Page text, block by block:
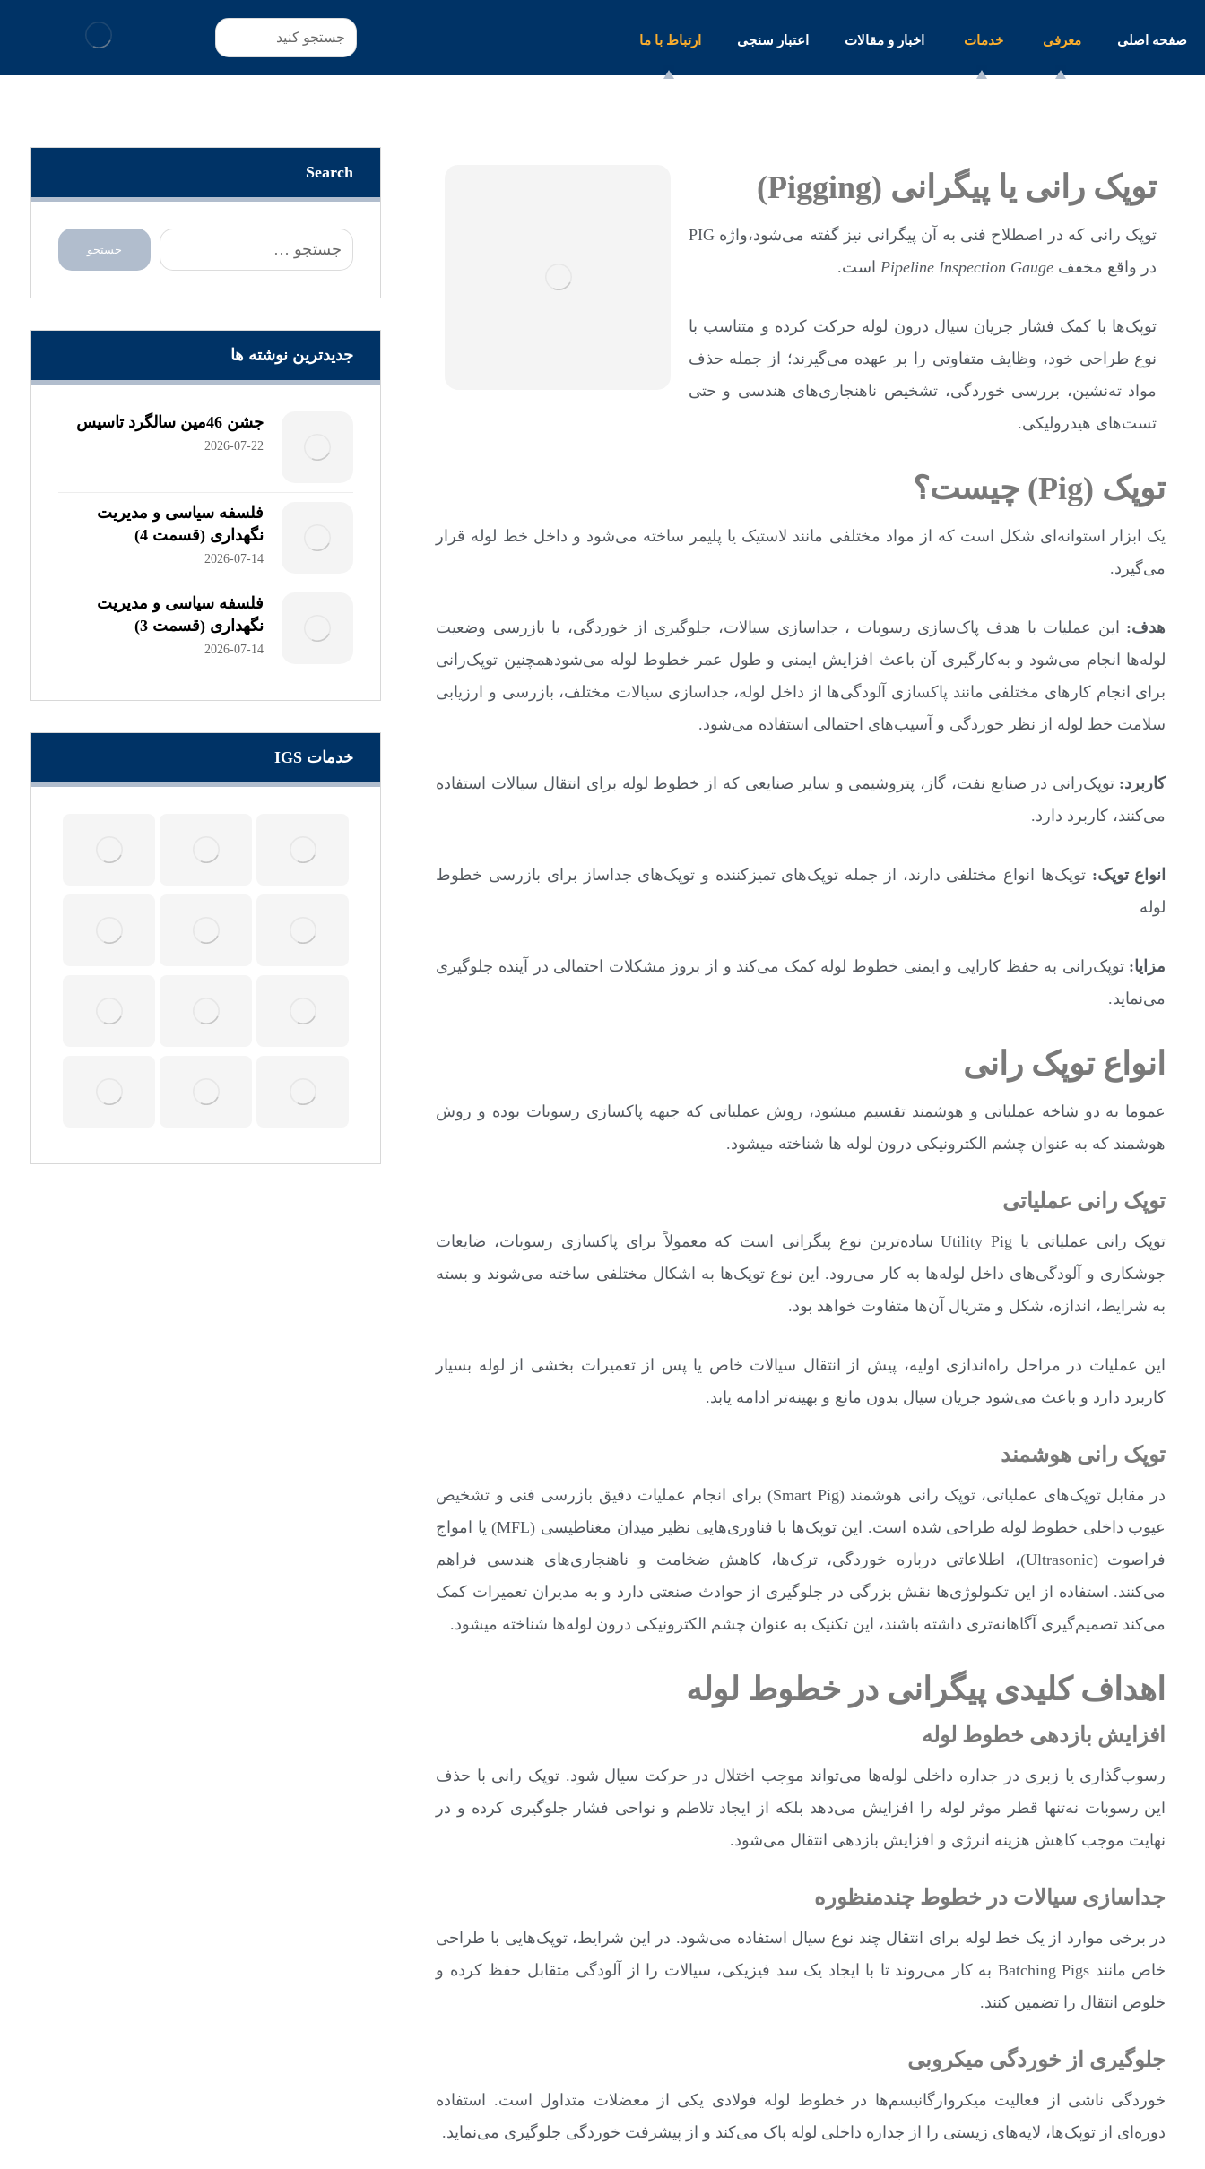
صفحه اصلی معرفی خدمات اخبار و مقالات اعتبار سنجی ارتباط با ما
توپک رانی یا پیگرانی (Pigging)
توپک رانی که در اصطلاح فنی به آن پیگرانی نیز گفته می‌شود،واژه PIG
در واقع مخفف Pipeline Inspection Gaugeاست.
توپک‌ها با کمک فشار جریان سیال درون لوله حرکت کرده و متناسب با
نوع طراحی خود، وظایف متفاوتی را بر عهده می‌گیرند؛ از جمله حذف
مواد ته‌نشین، بررسی خوردگی، تشخیص ناهنجاری‌های هندسی و حتی
تست‌های هیدرولیکی.
توپک (Pig) چیست؟
یک ابزار استوانه‌ای شکل است که از مواد مختلفی مانند لاستیک یا پلیمر ساخته می‌شود و داخل خط لوله قرار
می‌گیرد.
هدف:
این عملیات با هدف پاک‌سازی رسوبات ، جداسازی سیالات، جلوگیری از خوردگی، یا بازرسی وضعیت
لوله‌ها انجام می‌شود و به‌کارگیری آن باعث افزایش ایمنی و طول عمر خطوط لوله می‌شودهمچنین توپک‌رانی
برای انجام کارهای مختلفی مانند پاکسازی آلودگی‌ها از داخل لوله، جداسازی سیالات مختلف، بازرسی و ارزیابی
سلامت خط لوله از نظر خوردگی و آسیب‌های احتمالی استفاده می‌شود.
کاربرد:توپک‌رانی در صنایع نفت، گاز، پتروشیمی و سایر صنایعی که از خطوط لوله برای انتقال سیالات استفاده
می‌کنند، کاربرد دارد.
انواع توپک:توپک‌ها انواع مختلفی دارند، از جمله توپک‌های تمیزکننده و توپک‌های جداساز برای بازرسی خطوط
لوله
مزایا:توپک‌رانی به حفظ کارایی و ایمنی خطوط لوله کمک می‌کند و از بروز مشکلات احتمالی در آینده جلوگیری
می‌نماید.
انواع توپک رانی
عموما به دو شاخه عملیاتی و هوشمند تقسیم میشود، روش عملیاتی که جبهه پاکسازی رسوبات بوده و روش
هوشمند که به عنوان چشم الکترونیکی درون لوله ها شناخته میشود.
توپک رانی عملیاتی
توپک رانی عملیاتی یا Utility Pig ساده‌ترین نوع پیگرانی است که معمولاً برای پاکسازی رسوبات، ضایعات
جوشکاری و آلودگی‌های داخل لوله‌ها به کار می‌رود. این نوع توپک‌ها به اشکال مختلفی ساخته می‌شوند و بسته
به شرایط، اندازه، شکل و متریال آن‌ها متفاوت خواهد بود.
این عملیات در مراحل راه‌اندازی اولیه، پیش از انتقال سیالات خاص یا پس از تعمیرات بخشی از لوله بسیار
کاربرد دارد و باعث می‌شود جریان سیال بدون مانع و بهینه‌تر ادامه یابد.
توپک رانی هوشمند
در مقابل توپک‌های عملیاتی، توپک رانی هوشمند (Smart Pig) برای انجام عملیات دقیق بازرسی فنی و تشخیص
عیوب داخلی خطوط لوله طراحی شده است. این توپک‌ها با فناوری‌هایی نظیر میدان مغناطیسی (MFL) یا امواج
فراصوت (Ultrasonic)، اطلاعاتی درباره خوردگی، ترک‌ها، کاهش ضخامت و ناهنجاری‌های هندسی فراهم
می‌کنند. استفاده از این تکنولوژی‌ها نقش بزرگی در جلوگیری از حوادث صنعتی دارد و به مدیران تعمیرات کمک
می‌کند تصمیم‌گیری آگاهانه‌تری داشته باشند، این تکنیک به عنوان چشم الکترونیکی درون لوله‌ها شناخته میشود.
اهداف کلیدی پیگرانی در خطوط لوله
افزایش بازدهی خطوط لوله
رسوب‌گذاری یا زبری در جداره داخلی لوله‌ها می‌تواند موجب اختلال در حرکت سیال شود. توپک رانی با حذف
این رسوبات نه‌تنها قطر موثر لوله را افزایش می‌دهد بلکه از ایجاد تلاطم و نواحی فشار جلوگیری کرده و در
نهایت موجب کاهش هزینه انرژی و افزایش بازدهی انتقال می‌شود.
جداسازی سیالات در خطوط چندمنظوره
در برخی موارد از یک خط لوله برای انتقال چند نوع سیال استفاده می‌شود. در این شرایط، توپک‌هایی با طراحی
خاص مانند Batching Pigs به کار می‌روند تا با ایجاد یک سد فیزیکی، سیالات را از آلودگی متقابل حفظ کرده و
خلوص انتقال را تضمین کنند.
جلوگیری از خوردگی میکروبی
خوردگی ناشی از فعالیت میکروارگانیسم‌ها در خطوط لوله فولادی یکی از معضلات متداول است. استفاده
دوره‌ای از توپک‌ها، لایه‌های زیستی را از جداره داخلی لوله پاک می‌کند و از پیشرفت خوردگی جلوگیری می‌نماید.
Search
جدیدترین نوشته ها
جشن 46مین سالگرد تاسیس
2026-07-22
فلسفه سیاسی و مدیریت
نگهداری (قسمت 4)
2026-07-14
فلسفه سیاسی و مدیریت
نگهداری (قسمت 3)
2026-07-14
خدمات IGS